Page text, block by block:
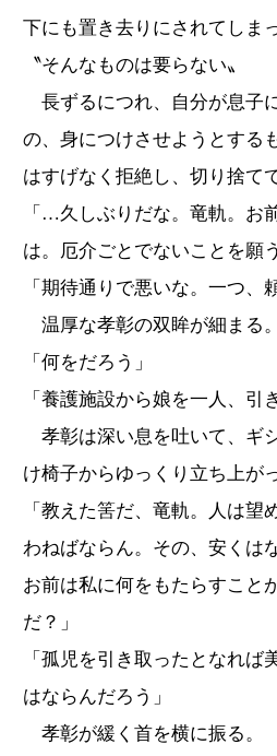
下にも置き去りにされてしま
〝そんなものは要らない〟
長ずるにつれ、自分が息子
の、身につけさせようとする
はすげなく拒絶し、切り捨て
「…久しぶりだな。竜軌。お
は。厄介ごとでないことを願
「期待通りで悪いな。一つ、
温厚な孝彰の双眸が細まる。
「何をだろう」
「養護施設から娘を一人、引
孝彰は深い息を吐いて、ギ
け椅子からゆっくり立ち上が
「教えた筈だ、竜軌。人は望
わねばならん。その、安くは
お前は私に何をもたらすこと
だ？」
「孤児を引き取ったとなれば
はならんだろう」
孝彰が緩く首を横に振る。